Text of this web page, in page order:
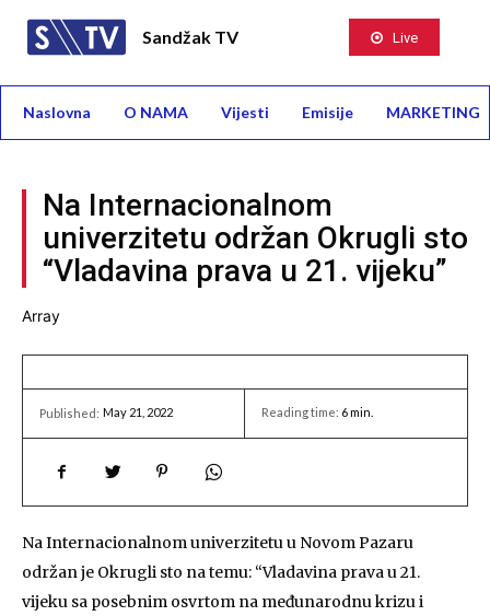
Sandžak TV Live
Naslovna O NAMA Vijesti Emisije MARKETING
Na Internacionalnom
univerzitetu održan Okrugli sto
“Vladavina prava u 21. vijeku”
Array
Published: May 21, 2022 Reading time: 6min.
Na Internacionalnom univerzitetu u Novom Pazaru
održan je Okrugli sto na temu: “Vladavina prava u 21.
vijeku sa posebnim osvrtom na međunarodnu krizu i